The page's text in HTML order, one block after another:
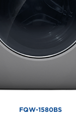
FQW-1580BS